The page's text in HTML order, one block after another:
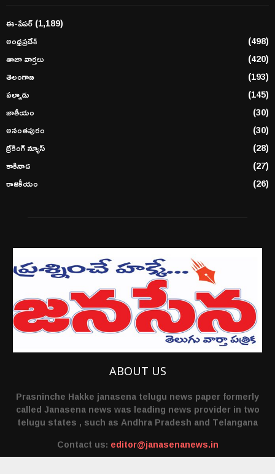
ఈ-పేపర్(1,189)
అంధ్రప్రదేశ్
(498)
తాజా వార్తలు
(420)
తెలంగాణ
(193)
పల్నాడు
(145)
జాతీయం
(30)
అనంతపురం
(30)
బ్రేకింగ్ న్యూస్
(28)
కాకినాడ
(27)
రాజకీయం
(26)
ABOUT US
Prasninche Hakke janasena telugu news paper formerly
called Janasena news was leading news provider in two
telugu states , such as Andhra Pradesh and Telangana
Contact us: editor@janasenanews.in